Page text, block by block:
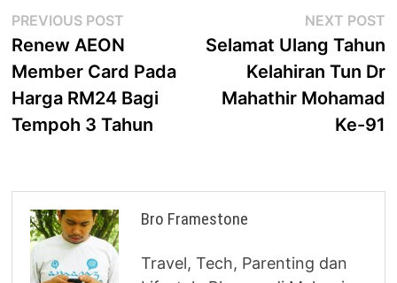
Post
navigation
PREVIOUS POST
post:
Renew AEON
Member Card Pada
Harga RM24 Bagi
Tempoh 3 Tahun
NEXT POST
Selamat Ulang Tahun
Kelahiran Tun Dr
Mahathir Mohamad
Ke-91
Bro Framestone
Travel, Tech, Parenting dan